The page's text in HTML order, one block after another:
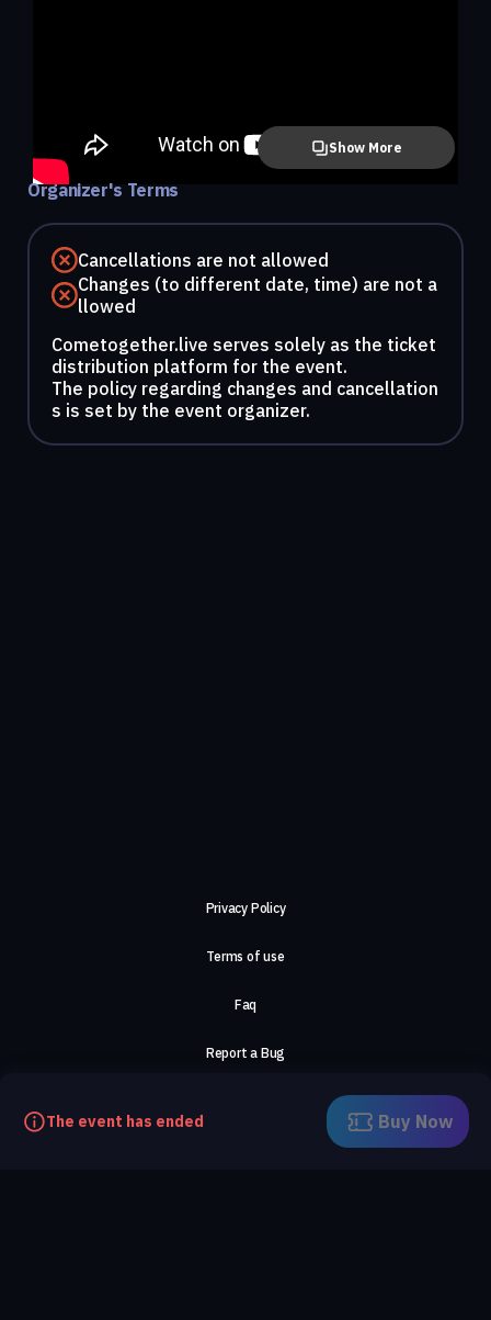
Show More
Organizer's Terms
Cancellations are not allowed
Changes (to different date, time) are not a
llowed
Cometogether.live serves solely as the ticket
distribution platform for the event.
The policy regarding changes and cancellation
s is set by the event organizer.
The event has ended Buy Now
Privacy Policy
Terms of use
Faq
Report a Bug